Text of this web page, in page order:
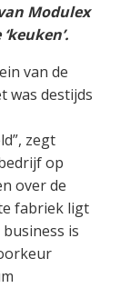
Modulex
van de
was destijds
zegt
op
over de
fabriek ligt
is